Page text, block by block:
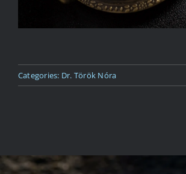
Categories: Dr. Török Nóra